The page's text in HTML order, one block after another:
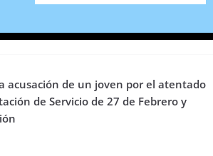
acusación de un joven por el atentado
de Servicio de 27 de Febrero y